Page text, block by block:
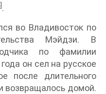
.
во Владивосток по
Мэйдзи. В
по фамилии
он сел на русское
после длительного
возвращалось домой.